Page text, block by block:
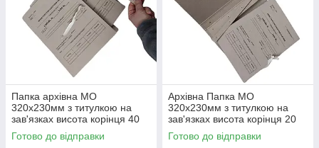
Папка архівна MO
320х230мм з титулкою на
зав'язках висота корінця 40
мм місткість 250 аркушів +
планка
Готово до відправки
Архівна Папка MO
320х230мм з титулкою на
зав'язках висота корінця 20
мм місткість 100 аркушів +
планка
Готово до відправки